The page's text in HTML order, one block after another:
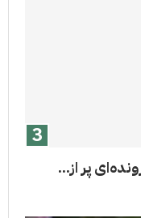
پر از...